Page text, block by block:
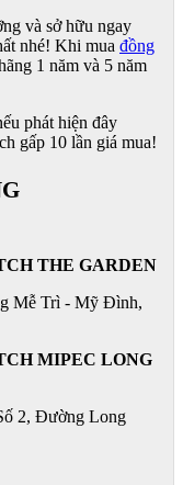
và sở hữu ngay
nhé! Khi mua đồng
1 năm và 5 năm
phát hiện đây
gấp 10 lần giá mua!
THE GARDEN
Mễ Trì - Mỹ Đình,
MIPEC LONG
2, Đường Long